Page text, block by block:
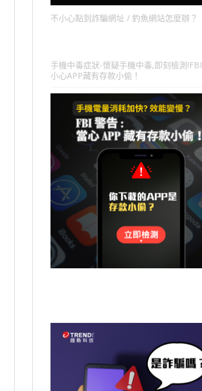
不小心點到詐騙網址 / 釣魚網站怎麼辦？
手機中毒症狀-懷疑手機中毒,即刻檢測
小心APP藏有存款小偷！